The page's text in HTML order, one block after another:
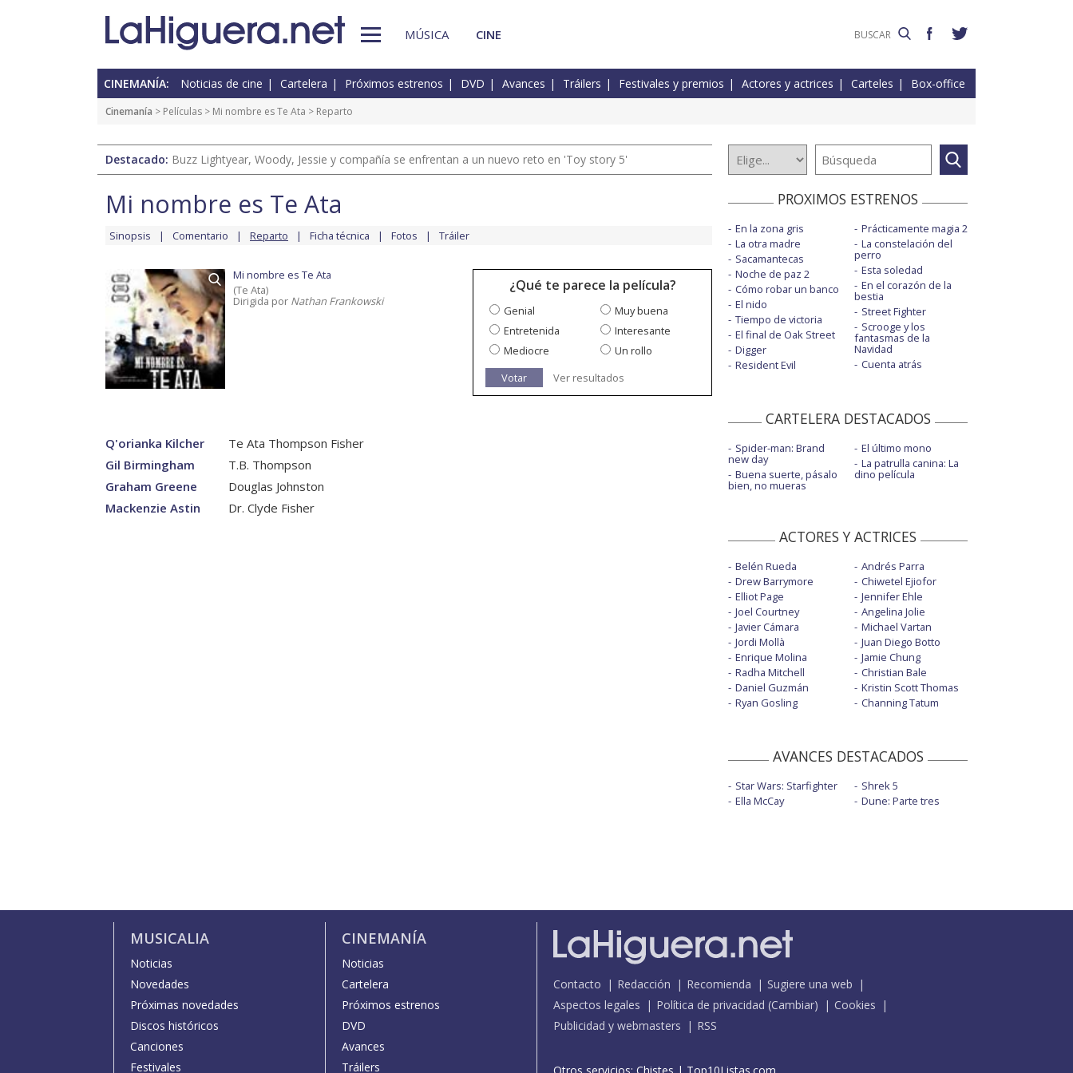
MÚSICA CINE
CINEMANÍA: Noticias de cine Cartelera Próximos estrenos DVD Avances Tráilers Festivales y premios Actores y actrices Carteles Box-office
Cinemanía > Películas > Mi nombre es Te Ata > Reparto
Destacado: Buzz Lightyear, Woody, Jessie y compañía se enfrentan a un nuevo reto en 'Toy story 5'
Mi nombre es Te Ata
Sinopsis Comentario Reparto Ficha técnica Fotos Tráiler
Mi nombre es Te Ata
(Te Ata)
Dirigida por Nathan Frankowski
¿Qué te parece la película?
Genial
Muy buena
Entretenida
Interesante
Mediocre
Un rollo
Votar
Ver resultados
Q'orianka Kilcher
Te Ata Thompson Fisher
Gil Birmingham
T.B. Thompson
Graham Greene
Douglas Johnston
Mackenzie Astin
Dr. Clyde Fisher
PROXIMOS ESTRENOS
En la zona gris
La otra madre
Sacamantecas
Noche de paz 2
Cómo robar un banco
El nido
Tiempo de victoria
El final de Oak Street
Digger
Resident Evil
Prácticamente magia 2
La constelación del
perro
Esta soledad
En el corazón de la
bestia
Street Fighter
Scrooge y los
fantasmas de la
Navidad
Cuenta atrás
CARTELERA DESTACADOS
Spider-man: Brand
new day
Buena suerte, pásalo
bien, no mueras
El último mono
La patrulla canina: La
dino película
ACTORES Y ACTRICES
Belén Rueda
Drew Barrymore
Elliot Page
Joel Courtney
Javier Cámara
Jordi Mollà
Enrique Molina
Radha Mitchell
Daniel Guzmán
Ryan Gosling
Andrés Parra
Chiwetel Ejiofor
Jennifer Ehle
Angelina Jolie
Michael Vartan
Juan Diego Botto
Jamie Chung
Christian Bale
Kristin Scott Thomas
Channing Tatum
AVANCES DESTACADOS
Star Wars: Starfighter
Ella McCay
Shrek 5
Dune: Parte tres
MUSICALIA
Noticias
Novedades
Próximas novedades
Discos históricos
Canciones
Festivales
CINEMANÍA
Noticias
Cartelera
Próximos estrenos
DVD
Avances
Tráilers
Contacto Redacción Recomienda
Sugiere una web
Aspectos legales
Política de privacidad (Cambiar)
Cookies
Publicidad y webmasters
RSS